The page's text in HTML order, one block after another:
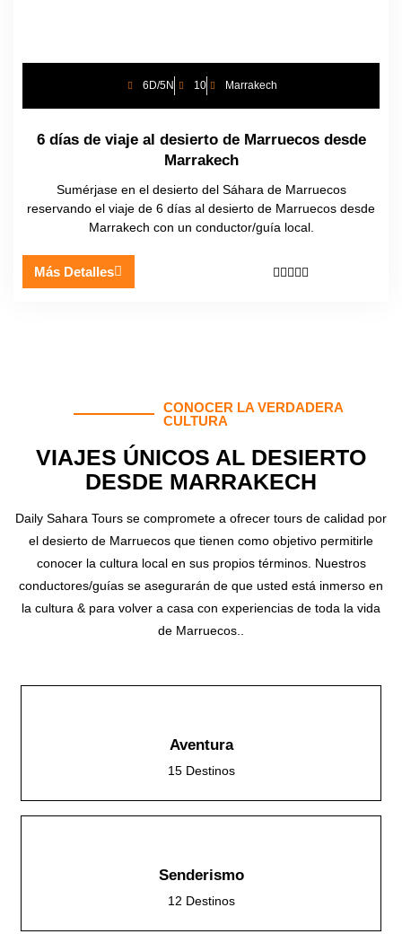
6D/5N 10 Marrakech
6 días de viaje al desierto de Marruecos desde
Marrakech
Sumérjase en el desierto del Sáhara de Marruecos
reservando el viaje de 6 días al desierto de Marruecos desde
Marrakech con un conductor/guía local.
Más Detalles 
CONOCER LA VERDADERA
CULTURA
VIAJES ÚNICOS AL DESIERTO
DESDE MARRAKECH
Daily Sahara Tours se compromete a ofrecer tours de calidad por
el desierto de Marruecos que tienen como objetivo permitirle
conocer la cultura local en sus propios términos. Nuestros
conductores/guías se asegurarán de que usted está inmerso en
la cultura & para volver a casa con experiencias de toda la vida
de Marruecos..
Aventura
15 Destinos
Senderismo
12 Destinos